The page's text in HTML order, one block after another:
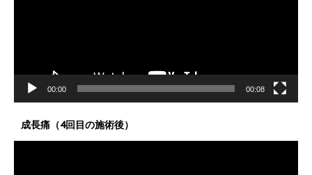
00:00 00:08
成長痛（4回目の施術後）